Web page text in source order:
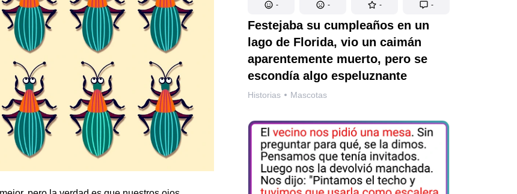
- - - -
Festejaba su cumpleaños en un
lago de Florida, vio un caimán
aparentemente muerto, pero se
escondía algo espeluznante
Historias Mascotas